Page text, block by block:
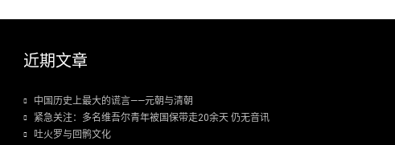
近期文章
中国历史上最大的谎言——元朝与清朝
紧急关注：多名维吾尔青年被国保带走20余天 仍无音讯
吐火罗与回鹘文化